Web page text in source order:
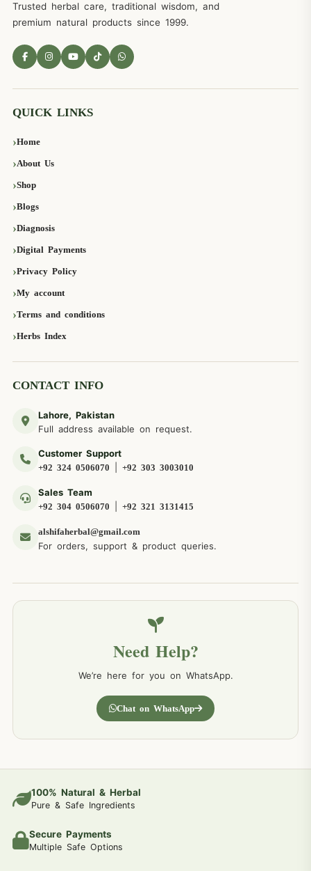
Trusted herbal care, traditional wisdom, and
premium natural products since 1999.
QUICK LINKS
Home
About Us
Shop
Blogs
Diagnosis
Digital Payments
Privacy Policy
My account
Terms and conditions
Herbs Index
CONTACT INFO
Lahore, Pakistan
Full address available on request.
Customer Support
+92 324 0506070 +92 303 3003010
Sales Team
+92 304 0506070 +92 321 3131415
alshifaherbal@gmail.com
For orders, support & product queries.
Need Help?
We’re here for you on WhatsApp.
Chat on WhatsApp
100% Natural & Herbal
Pure & Safe Ingredients
Secure Payments
Multiple Safe Options